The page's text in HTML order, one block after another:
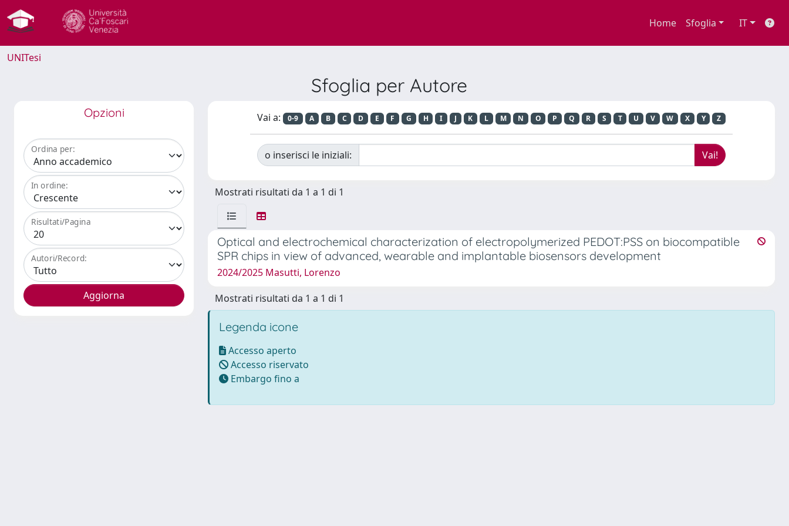
Home Sfoglia IT
UNITesi
Sfoglia per Autore
Opzioni
Ordina per:
In ordine:
Risultati/Pagina
Autori/Record:
Vai a: 0-9 A B C D E F G H I J K L M N O P Q R S T U V W X Y Z
o inserisci le iniziali:
Mostrati risultati da 1 a 1 di 1
Optical and electrochemical characterization of electropolymerized PEDOT:PSS on biocompatible
SPR chips in view of advanced, wearable and implantable biosensors development
2024/2025 Masutti, Lorenzo
Mostrati risultati da 1 a 1 di 1
Legenda icone
Accesso aperto
Accesso riservato
Embargo fino a